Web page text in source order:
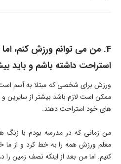
4. من می توانم ورزش کنم،
استراحت داشته باشم و باید
ورزش برای شخصی که مبتلا به آسم
ممکن است لازم باشد بیشتر از سایرین و
های خود استراحت دهند.
من زمانی که در مدرسه بودم با
معلم ورزش همه را به خط کرد و از
کنیم. اما من بعد از اینکه نصف زمین